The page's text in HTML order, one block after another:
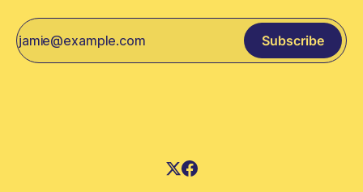
Subscribe